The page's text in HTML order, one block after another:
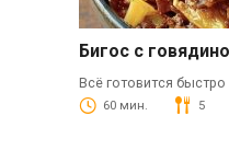
Бигос с
Всё готовится
60 мин. 5